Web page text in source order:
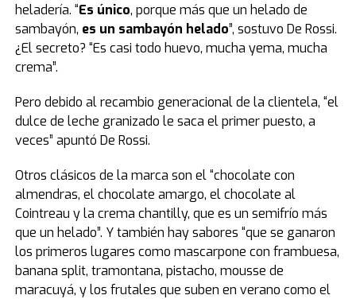
heladería. “Es único, porque más que un helado de
sambayón, es un sambayón helado”, sostuvo De Rossi.
¿El secreto? “Es casi todo huevo, mucha yema, mucha
crema”.
Pero debido al recambio generacional de la clientela, “el
dulce de leche granizado le saca el primer puesto, a
veces” apuntó De Rossi.
Otros clásicos de la marca son el “chocolate con
almendras, el chocolate amargo, el chocolate al
Cointreau y la crema chantilly, que es un semifrío más
que un helado”. Y también hay sabores “que se ganaron
los primeros lugares como mascarpone con frambuesa,
banana split, tramontana, pistacho, mousse de
maracuyá, y los frutales que suben en verano como el